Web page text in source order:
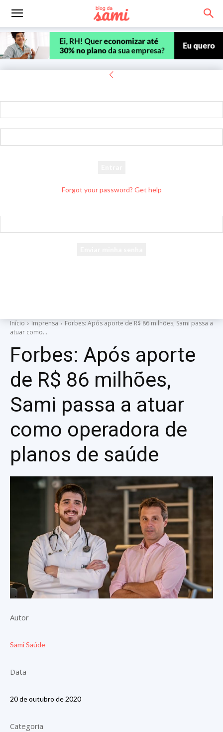
Forgot your password? Get help
Início Imprensa
Forbes: Após aporte de R$ 86 milhões, Sami passa a
atuar como...
Forbes: Após aporte
de R$ 86 milhões,
Sami passa a atuar
como operadora de
planos de saúde
Autor
Sami Saúde
Data
20 de outubro de 2020
Categoria